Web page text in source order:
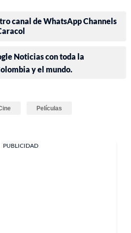
canal de WhatsApp Channels
Noticias con toda la
y el mundo.
Películas
PUBLICIDAD